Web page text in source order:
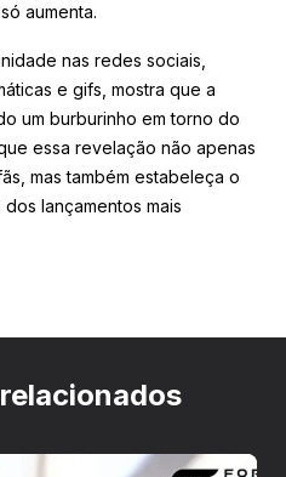
aumenta.
nas redes sociais,
e gifs, mostra que a
um burburinho em torno do
essa revelação não apenas
mas também estabeleça o
lançamentos mais